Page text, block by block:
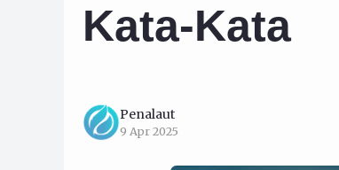
Kata-Kata
Penalaut
9 Apr 2025